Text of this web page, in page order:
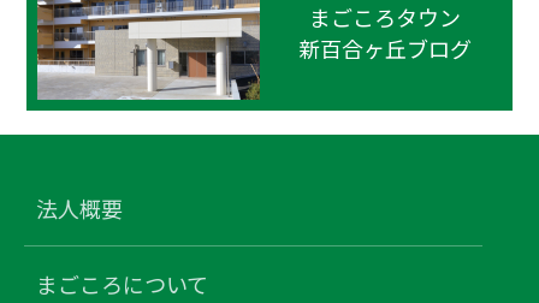
まごころタウン
新百合ヶ丘ブログ
法人概要
まごころについて